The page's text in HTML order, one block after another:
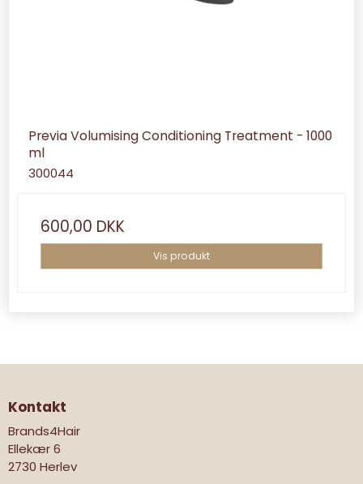
Previa Volumising Conditioning Treatment - 1000
ml
300044
600,00 DKK
Vis produkt
Kontakt
Brands4Hair
Ellekær 6
2730 Herlev